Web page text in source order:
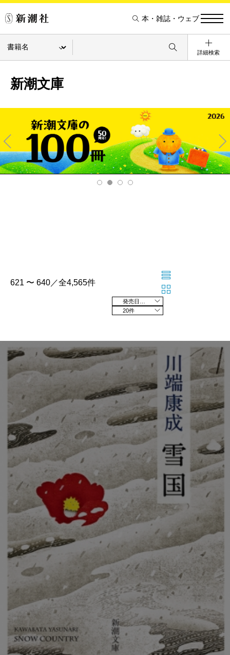
本・雑誌・ウェブ
詳細検索
新潮文庫
Pre
v
Ne
xt
621 〜 640／全4,565件
20件